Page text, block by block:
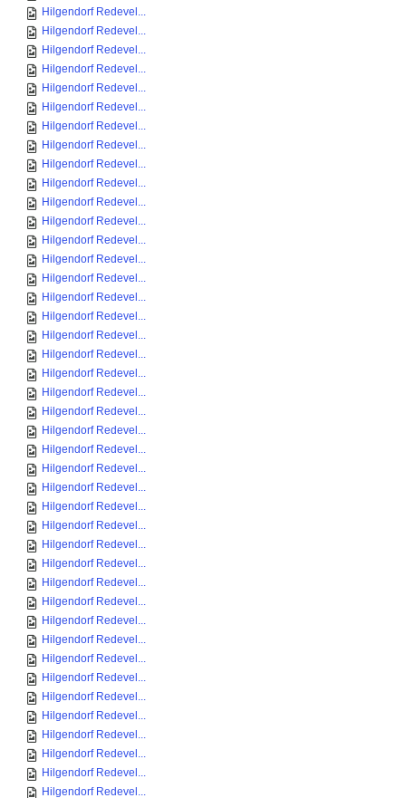
Hilgendorf Redevel...
Hilgendorf Redevel...
Hilgendorf Redevel...
Hilgendorf Redevel...
Hilgendorf Redevel...
Hilgendorf Redevel...
Hilgendorf Redevel...
Hilgendorf Redevel...
Hilgendorf Redevel...
Hilgendorf Redevel...
Hilgendorf Redevel...
Hilgendorf Redevel...
Hilgendorf Redevel...
Hilgendorf Redevel...
Hilgendorf Redevel...
Hilgendorf Redevel...
Hilgendorf Redevel...
Hilgendorf Redevel...
Hilgendorf Redevel...
Hilgendorf Redevel...
Hilgendorf Redevel...
Hilgendorf Redevel...
Hilgendorf Redevel...
Hilgendorf Redevel...
Hilgendorf Redevel...
Hilgendorf Redevel...
Hilgendorf Redevel...
Hilgendorf Redevel...
Hilgendorf Redevel...
Hilgendorf Redevel...
Hilgendorf Redevel...
Hilgendorf Redevel...
Hilgendorf Redevel...
Hilgendorf Redevel...
Hilgendorf Redevel...
Hilgendorf Redevel...
Hilgendorf Redevel...
Hilgendorf Redevel...
Hilgendorf Redevel...
Hilgendorf Redevel...
Hilgendorf Redevel...
Hilgendorf Redevel...